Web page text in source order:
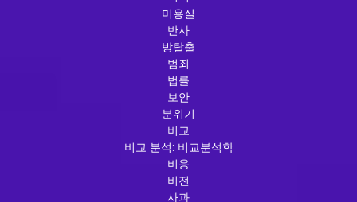
미용실
반사
방탈출
범죄
법률
보안
분위기
비교
비교 분석: 비교분석학
비용
비전
사과